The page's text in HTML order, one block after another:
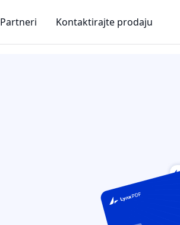
Partneri Kontaktirajte prodaju